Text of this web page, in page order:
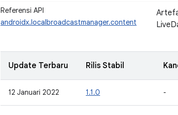
Referensi API
androidx.localbroadcastmanager.content
Update Terbaru Rilis Stabil
12 Januari 2022 1.1.0 -